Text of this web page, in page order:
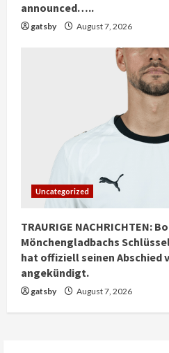
announced…..
gatsby August 7, 2026
Uncategorized
TRAURIGE NACHRICHTEN:
Mönchengladbachs
hat offiziell seinen Abschied
angekündigt.
gatsby August 7, 2026